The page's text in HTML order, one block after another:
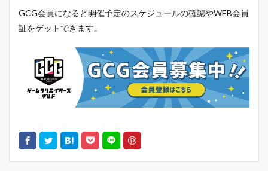
GCG会員になると開催予定のスケジュールの確認やWEB会員
証をゲットできます。